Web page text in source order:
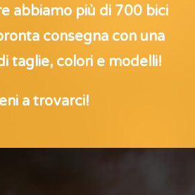
abbiamo più di 700 bici
consegna con una
taglie, colori e modelli!
a trovarci!